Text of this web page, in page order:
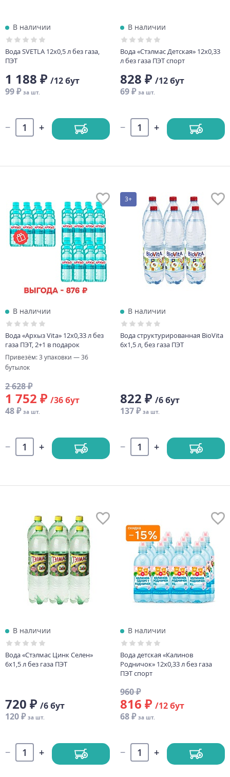
В наличии
Вода SVETLA 12х0,5 л без газа,
ПЭТ
1 188 ₽ /12 бут
99 ₽ за шт.
В наличии
Вода «Стэлмас Детская» 12х0,33
л без газа ПЭТ спорт
828 ₽ /12 бут
69 ₽ за шт.
В наличии
Вода «Архыз Vita» 12х0,33 л без
газа ПЭТ, 2+1 в подарок
Привезём: 3 упаковки — 36
бутылок
2 628 ₽
1 752 ₽ /36 бут
48 ₽ за шт.
3+
В наличии
Вода структурированная BioVita
6х1,5 л, без газа ПЭТ
822 ₽ /6 бут
137 ₽ за шт.
В наличии
Вода «Стэлмас Цинк Селен»
6х1,5 л без газа ПЭТ
720 ₽ /6 бут
120 ₽ за шт.
В наличии
Вода детская «Калинов
Родничок» 12х0,33 л без газа
ПЭТ спорт
960 ₽
816 ₽ /12 бут
68 ₽ за шт.